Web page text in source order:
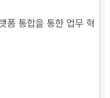
폼 통합을 통한 업무 혁